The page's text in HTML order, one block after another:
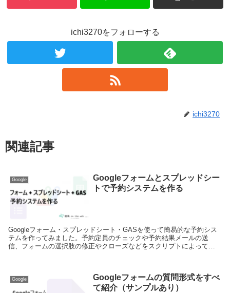
ichi3270をフォローする
ichi3270
関連記事
Google
Googleフォームとスプレッドシー
トで予約システムを作る
Googleフォーム・スプレッドシート・GASを使って簡易的な予約シス
テムを作ってみました。予約定員のチェックや予約結果メールの送
信、フォームの選択肢の修正やクローズなどをスクリプトによって実
Google
Googleフォームの質問形式をすべ
て紹介（サンプルあり）